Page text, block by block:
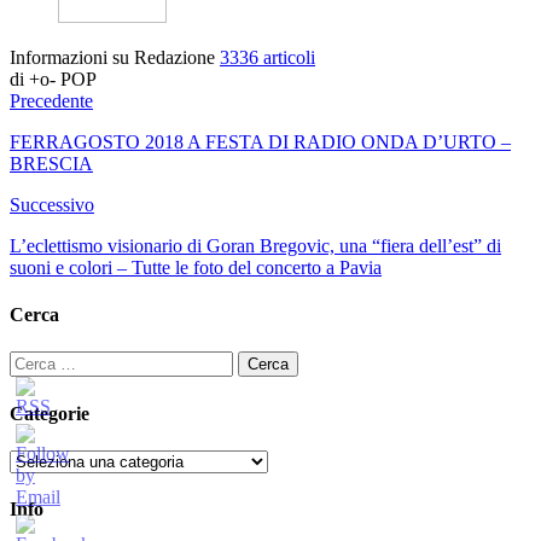
Informazioni su Redazione 3336 articoli
di +o- POP
Precedente
FERRAGOSTO 2018 A FESTA DI RADIO ONDA D’URTO –
BRESCIA
Successivo
L’eclettismo visionario di Goran Bregovic, una “fiera dell’est” di
suoni e colori – Tutte le foto del concerto a Pavia
Cerca
Ricerca
per:
Categorie
Categorie
Info